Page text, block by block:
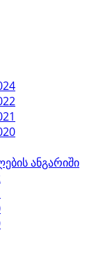
ანგარიში